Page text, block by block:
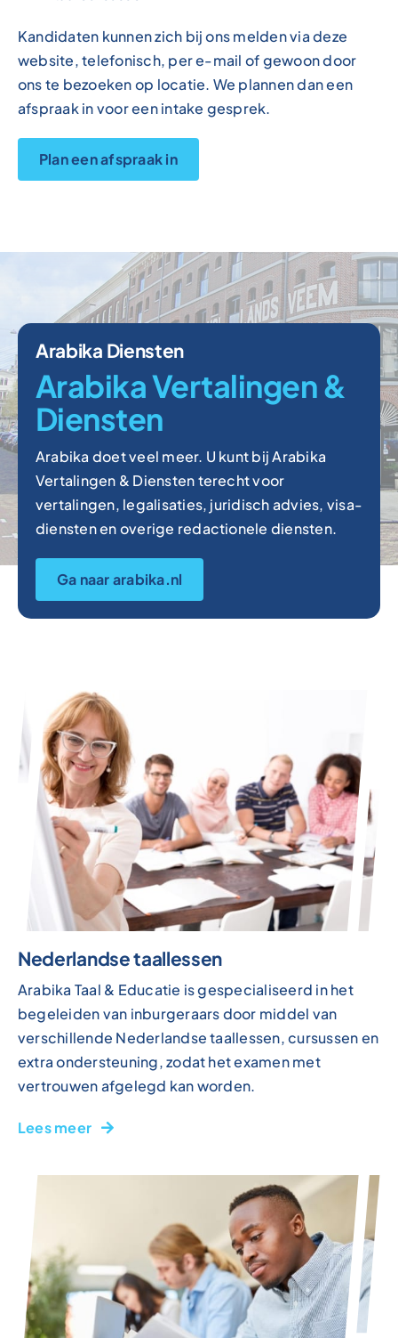
Kandidaten kunnen zich bij ons melden via deze
website, telefonisch, per e-mail of gewoon door
ons te bezoeken op locatie. We plannen dan een
afspraak in voor een intake gesprek.
Plan een afspraak in
Arabika Diensten
Arabika Vertalingen &
Diensten
Arabika doet veel meer. U kunt bij Arabika
Vertalingen & Diensten terecht voor
vertalingen, legalisaties, juridisch advies, visa-
diensten en overige redactionele diensten.
Ga naar arabika.nl
Nederlandse taallessen
Arabika Taal & Educatie is gespecialiseerd in het
begeleiden van inburgeraars door middel van
verschillende Nederlandse taallessen, cursussen en
extra ondersteuning, zodat het examen met
vertrouwen afgelegd kan worden.
Lees meer